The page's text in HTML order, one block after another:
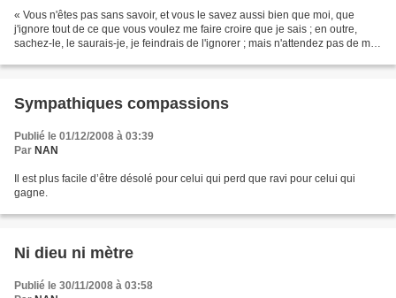
« Vous n'êtes pas sans savoir, et vous le savez aussi bien que moi, que
j'ignore tout de ce que vous voulez me faire croire que je sais ; en outre,
sachez-le, le saurais-je, je feindrais de l'ignorer ; mais n'attendez pas de moi,
Sympathiques compassions
Publié le 01/12/2008 à 03:39
Par NAN
Il est plus facile d’être désolé pour celui qui perd que ravi pour celui qui
gagne.
Ni dieu ni mètre
Publié le 30/11/2008 à 03:58